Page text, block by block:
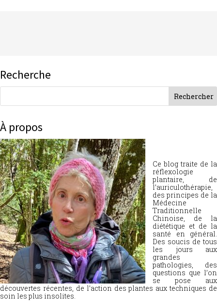
Recherche
À propos
Ce blog traite de la
réflexologie
plantaire, de
l’auriculothérapie,
des principes de la
Médecine
Traditionnelle
Chinoise, de la
diététique et de la
santé en général.
Des soucis de tous
les jours aux
grandes
pathologies, des
questions que l’on
se pose aux
découvertes récentes, de l’action des plantes aux techniques de
soin les plus insolites.